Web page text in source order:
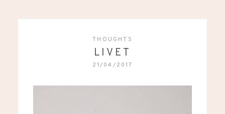
THOUGHTS
LIVET
21/04/2017